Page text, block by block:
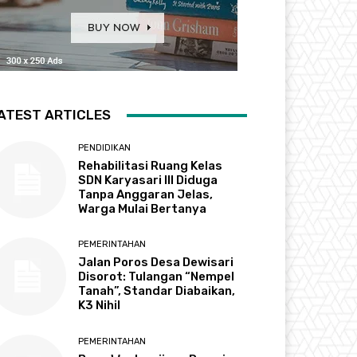
ARTICLES
PENDIDIKAN
Rehabilitasi Ruang Kelas
SDN Karyasari III Diduga
Tanpa Anggaran Jelas,
Warga Mulai Bertanya
PEMERINTAHAN
Jalan Poros Desa Dewisari
Disorot: Tulangan “Nempel
Tanah”, Standar Diabaikan,
K3 Nihil
PEMERINTAHAN